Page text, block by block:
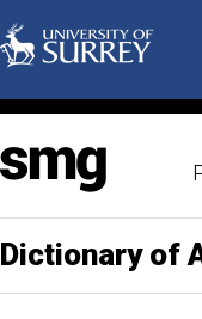
Dictionary of
факт
фартук